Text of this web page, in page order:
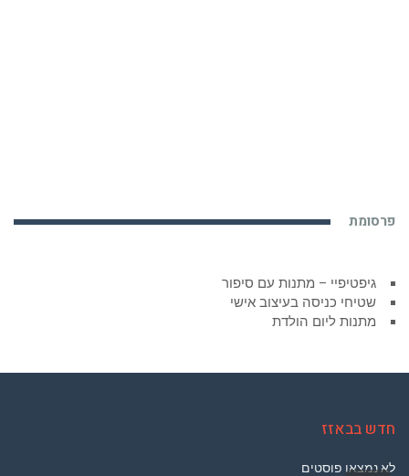
פרסומת
גיפטיפיי – מתנות עם סיפור
שטיחי כניסה בעיצוב אישי
מתנות ליום הולדת
חדש בבאזז
לא נמצאו פוסטים